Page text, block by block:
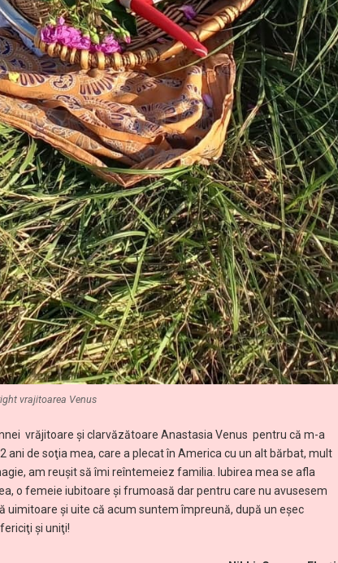
vrajitoarea Venus
vrăjitoare şi clarvăzătoare Anastasia Venus pentru că m-a
de soţia mea, care a plecat în America cu un alt bărbat, mult
am reuşit să îmi reîntemeiez familia. Iubirea mea se afla
o femeie iubitoare și frumoasă dar pentru care nu avusesem
uimitoare și uite că acum suntem împreună, după un eșec
şi uniţi!